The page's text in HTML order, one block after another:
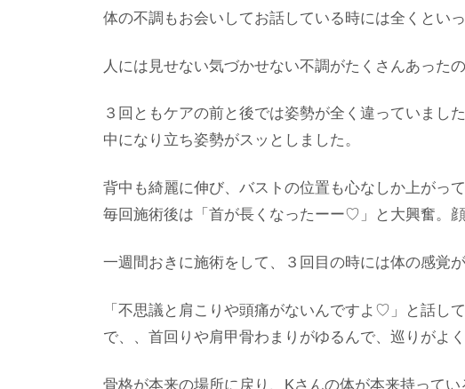
体の不調もお会いしてお話している時には全くとい
人には見せない気づかせない不調がたくさんあったの
３回ともケアの前と後では姿勢が全く違っていまし
中になり立ち姿勢がスッとしました。
背中も綺麗に伸び、バストの位置も心なしか上がっ
毎回施術後は「首が長くなったーー♡」と大興奮。
一週間おきに施術をして、３回目の時には体の感覚
「不思議と肩こりや頭痛がないんですよ♡」と話し
で、、首回りや肩甲骨わまりがゆるんで、巡りがよ
骨格が本来の場所に戻り、Kさんの体が本来持って